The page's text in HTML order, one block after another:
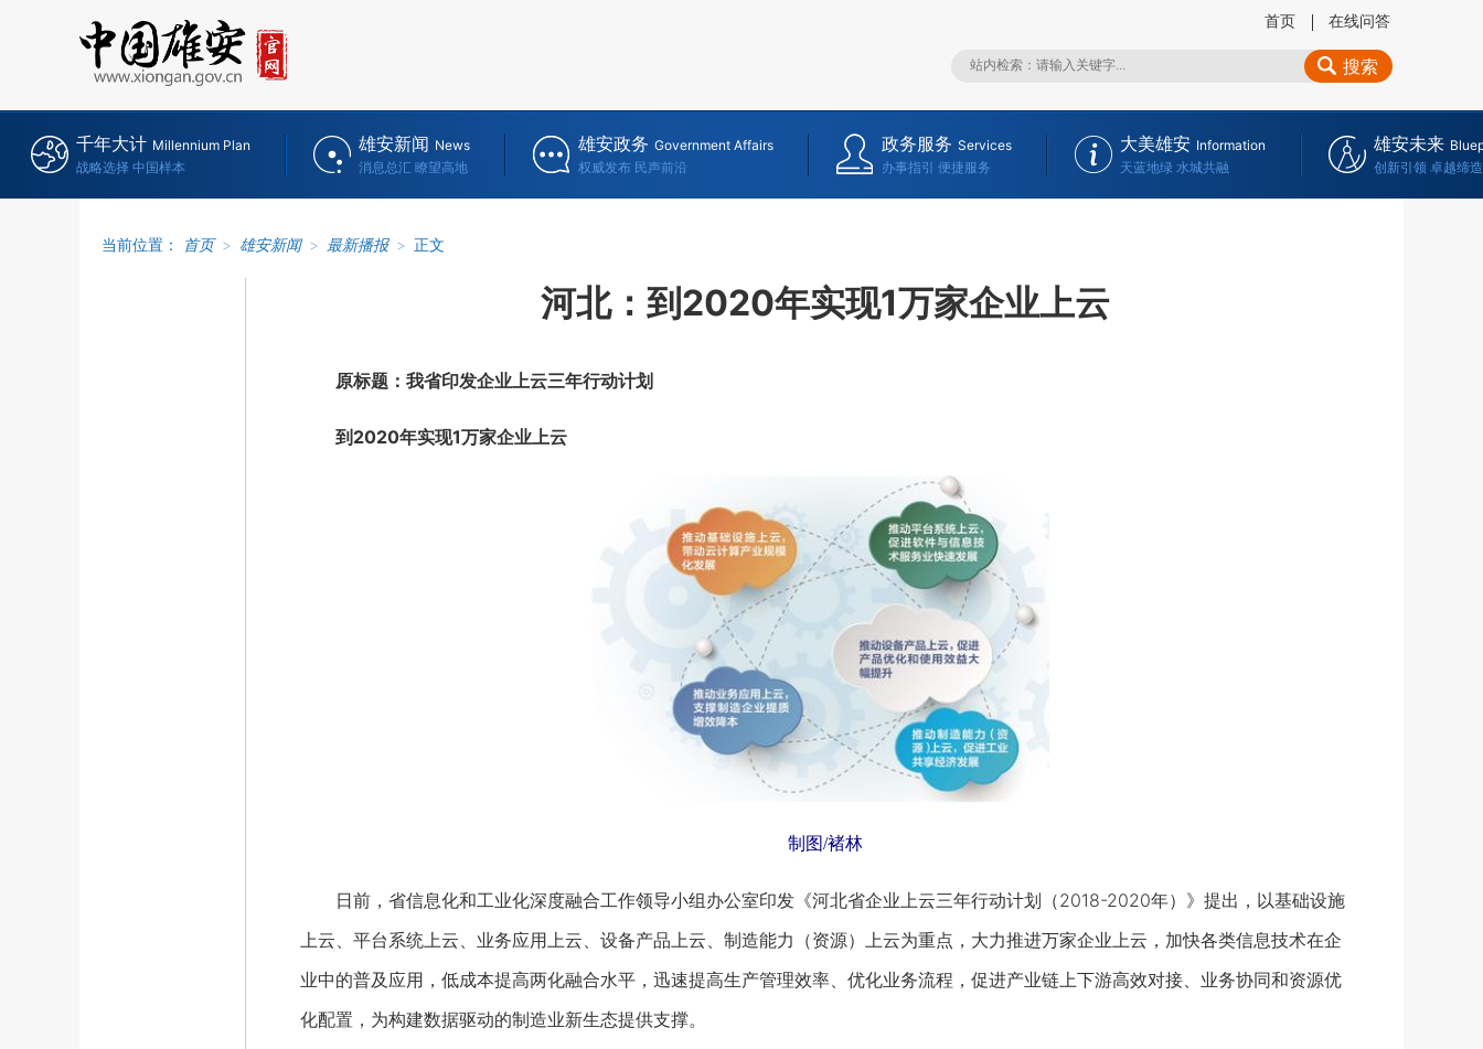
首页 在线问答
搜索
千年大计 Millennium Plan
战略选择 中国样本
雄安新闻 News
消息总汇 瞭望高地
雄安政务 Government Affairs
权威发布 民声前沿
政务服务 Services
办事指引 便捷服务
大美雄安 Information
天蓝地绿 水城共融
雄安未来
创新引领 卓越缔造
当前位置： 首页 > 雄安新闻 > 最新播报 > 正文
河北：到2020年实现1万家企业上云
原标题：我省印发企业上云三年行动计划
到2020年实现1万家企业上云
制图/褚林
日前，省信息化和工业化深度融合工作领导小组办公室印发《河北省企业上云三年行动计划（2018-2020年）》提出，以基础设施
上云、平台系统上云、业务应用上云、设备产品上云、制造能力（资源）上云为重点，大力推进万家企业上云，加快各类信息技术在企
业中的普及应用，低成本提高两化融合水平，迅速提高生产管理效率、优化业务流程，促进产业链上下游高效对接、业务协同和资源优
化配置，为构建数据驱动的制造业新生态提供支撑。